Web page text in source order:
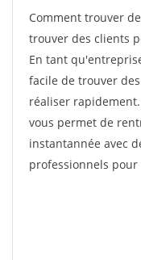
Comment trouver
trouver des clients
En tant
facile de trouver
réaliser
vous permet de
instantannée avec
professionnels